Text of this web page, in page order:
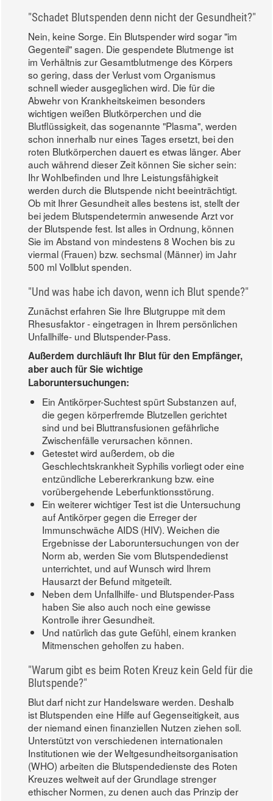
"Schadet Blutspenden denn nicht der Gesundheit?"
Nein, keine Sorge. Ein Blutspender wird sogar "im
Gegenteil" sagen. Die gespendete Blutmenge ist
im Verhältnis zur Gesamtblutmenge des Körpers
so gering, dass der Verlust vom Organismus
schnell wieder ausgeglichen wird. Die für die
Abwehr von Krankheitskeimen besonders
wichtigen weißen Blutkörperchen und die
Blutflüssigkeit, das sogenannte "Plasma", werden
schon innerhalb nur eines Tages ersetzt, bei den
roten Blutkörperchen dauert es etwas länger. Aber
auch während dieser Zeit können Sie sicher sein:
Ihr Wohlbefinden und Ihre Leistungsfähigkeit
werden durch die Blutspende nicht beeinträchtigt.
Ob mit Ihrer Gesundheit alles bestens ist, stellt der
bei jedem Blutspendetermin anwesende Arzt vor
der Blutspende fest. Ist alles in Ordnung, können
Sie im Abstand von mindestens 8 Wochen bis zu
viermal (Frauen) bzw. sechsmal (Männer) im Jahr
500 ml Vollblut spenden.
"Und was habe ich davon, wenn ich Blut spende?"
Zunächst erfahren Sie Ihre Blutgruppe mit dem
Rhesusfaktor - eingetragen in Ihrem persönlichen
Unfallhilfe- und Blutspender-Pass.
Außerdem durchläuft Ihr Blut für den Empfänger,
aber auch für Sie wichtige
Laboruntersuchungen:
Ein Antikörper-Suchtest spürt Substanzen auf,
die gegen körperfremde Blutzellen gerichtet
sind und bei Bluttransfusionen gefährliche
Zwischenfälle verursachen können.
Getestet wird außerdem, ob die
Geschlechtskrankheit Syphilis vorliegt oder eine
entzündliche Lebererkrankung bzw. eine
vorübergehende Leberfunktionsstörung.
Ein weiterer wichtiger Test ist die Untersuchung
auf Antikörper gegen die Erreger der
Immunschwäche AIDS (HIV). Weichen die
Ergebnisse der Laboruntersuchungen von der
Norm ab, werden Sie vom Blutspendedienst
unterrichtet, und auf Wunsch wird Ihrem
Hausarzt der Befund mitgeteilt.
Neben dem Unfallhilfe- und Blutspender-Pass
haben Sie also auch noch eine gewisse
Kontrolle ihrer Gesundheit.
Und natürlich das gute Gefühl, einem kranken
Mitmenschen geholfen zu haben.
"Warum gibt es beim Roten Kreuz kein Geld für die
Blutspende?"
Blut darf nicht zur Handelsware werden. Deshalb
ist Blutspenden eine Hilfe auf Gegenseitigkeit, aus
der niemand einen finanziellen Nutzen ziehen soll.
Unterstützt von verschiedenen internationalen
Institutionen wie der Weltgesundheitsorganisation
(WHO) arbeiten die Blutspendedienste des Roten
Kreuzes weltweit auf der Grundlage strenger
ethischer Normen, zu denen auch das Prinzip der